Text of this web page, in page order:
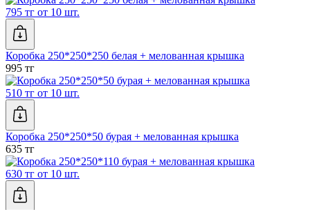
795 тг от 10 шт.
Коробка 250*250*250 белая + мелованная крышка
995 тг
510 тг от 10 шт.
Коробка 250*250*50 бурая + мелованная крышка
635 тг
630 тг от 10 шт.